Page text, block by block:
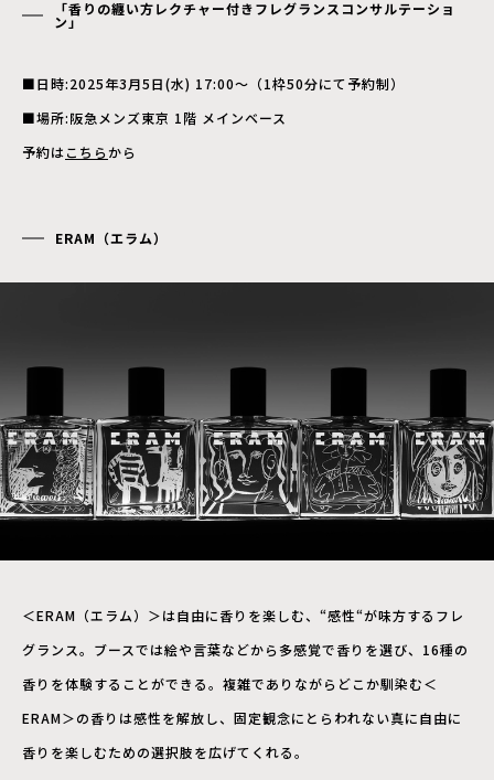
「香りの纏い方レクチャー付きフレグランスコンサルテーショ
ン」
■日時:2025年3月5日(水) 17:00～（1枠50分にて予約制）
■場所:阪急メンズ東京 1階 メインベース
予約はこちらから
ERAM（エラム）
＜ERAM（エラム）＞は自由に香りを楽しむ、“感性“が味方するフレ
グランス。ブースでは絵や言葉などから多感覚で香りを選び、16種の
香りを体験することができる。複雑でありながらどこか馴染む＜
ERAM＞の香りは感性を解放し、固定観念にとらわれない真に自由に
香りを楽しむための選択肢を広げてくれる。